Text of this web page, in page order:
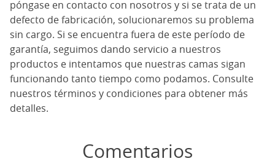
póngase en contacto con nosotros y si se trata de un
defecto de fabricación, solucionaremos su problema
sin cargo. Si se encuentra fuera de este período de
garantía, seguimos dando servicio a nuestros
productos e intentamos que nuestras camas sigan
funcionando tanto tiempo como podamos. Consulte
nuestros términos y condiciones para obtener más
detalles.
Comentarios